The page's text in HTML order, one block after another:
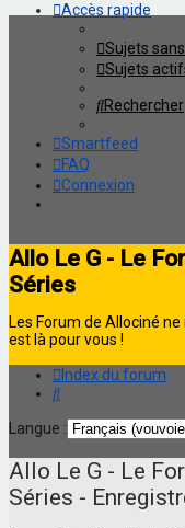
Accès rapide
Sujets
Sujets
Rechercher
Smartfeed
FAQ
Connexion
Allo Le G - Le
Séries
Les Forum de Allociné
est là pour vous !
Index du forum
Rechercher
Langue :
Allo Le G - Le
Séries -